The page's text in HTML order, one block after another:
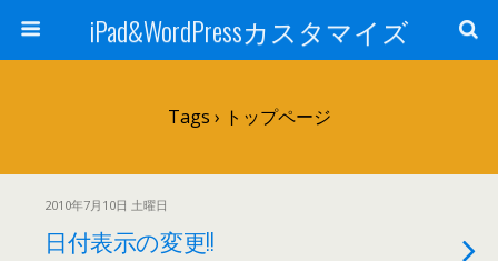
iPad&WordPressカスタマイズ
Tags › トップページ
2010年7月10日 土曜日
日付表示の変更!!